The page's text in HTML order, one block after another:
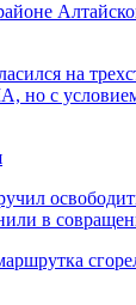
на
но с
в